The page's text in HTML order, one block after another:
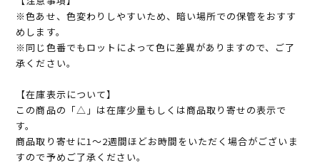
※色あせ、色変わりしやすいため、暗い場所での保管をおすす
めします。
※同じ色番でもロットによって色に差異がありますので、ご了
承ください。
【在庫表示について】
この商品の「△」は在庫少量もしくは商品取り寄せの表示で
す。
商品取り寄せに1～2週間ほどお時間をいただく場合がございま
すので予めご了承ください。